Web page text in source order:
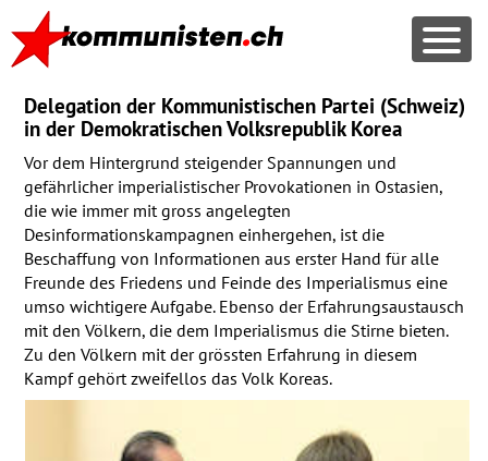
Delegation der Kommunistischen Partei (Schweiz)
in der Demokratischen Volksrepublik Korea
Vor dem Hintergrund steigender Spannungen und
gefährlicher imperialistischer Provokationen in Ostasien,
die wie immer mit gross angelegten
Desinformationskampagnen einhergehen, ist die
Beschaffung von Informationen aus erster Hand für alle
Freunde des Friedens und Feinde des Imperialismus eine
umso wichtigere Aufgabe. Ebenso der Erfahrungsaustausch
mit den Völkern, die dem Imperialismus die Stirne bieten.
Zu den Völkern mit der grössten Erfahrung in diesem
Kampf gehört zweifellos das Volk Koreas.